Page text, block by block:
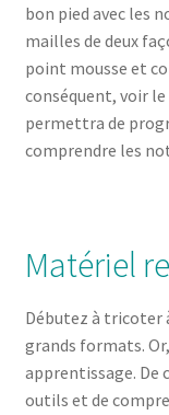
bon pied avec les
mailles de deux
point mousse et
conséquent, voir
permettra de
comprendre les
Matériel
Débutez à tricoter
grands formats.
apprentissage. De
outils et de